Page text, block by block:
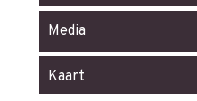
Media
Kaart